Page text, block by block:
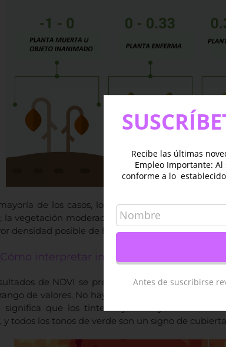
de los casos, los valores de NDVI entre
la vegetación moderada tiende a variar entre 0.4
densidad posible de hojas verdes.
interpretar imágenes NDVI?
de NDVI se presentan como un mapa
de valores. No hay una paleta de colores
significa que los tintes rojo-naranja-amarillo
y todos los tonos de verde son un signo de
Recibe las últimas
Empleo Importante:
conforme a lo establecido
Antes de suscribirse